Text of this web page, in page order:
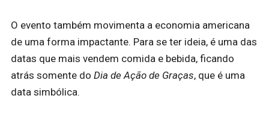
O evento também movimenta a economia americana
de uma forma impactante. Para se ter ideia, é uma das
datas que mais vendem comida e bebida, ficando
atrás somente do Dia de Ação de Graças, que é uma
data simbólica.